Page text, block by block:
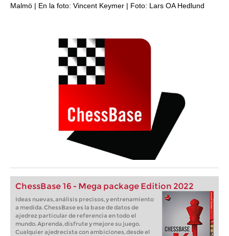
Malmö | En la foto: Vincent Keymer | Foto: Lars OA Hedlund
ChessBase 16 - Mega package Edition 2022
Ideas nuevas, análisis precisos, y entrenamiento
a medida. ChessBase es la base de datos de
ajedrez particular de referencia en todo el
mundo. Aprenda, disfrute y mejore su juego.
Cualquier ajedrecista con ambiciones, desde el